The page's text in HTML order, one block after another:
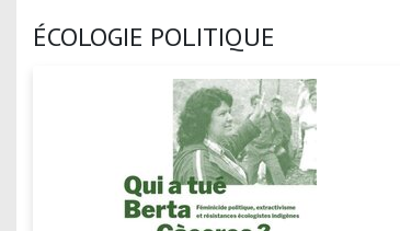
ÉCOLOGIE POLITIQUE